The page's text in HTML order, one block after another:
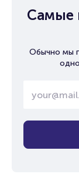
Самые
Обычно мы